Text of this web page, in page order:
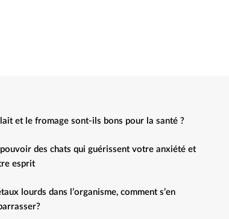
lait et le fromage sont-ils bons pour la santé ?
pouvoir des chats qui guérissent votre anxiété et
esprit
lourds dans l’organisme, comment s’en